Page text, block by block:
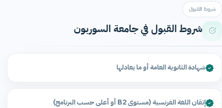
شروط القبول
شروط القبول في جامعة السوربون
شهادة الثانوية العامة أو ما يعادلها
إتقان اللغة الفرنسية (مستوى B2 أو أعلى حسب البرنامج)